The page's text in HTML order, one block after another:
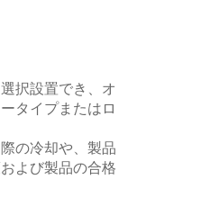
択設置でき、オ
タイプまたはロ
の冷却や、製品
よび製品の合格